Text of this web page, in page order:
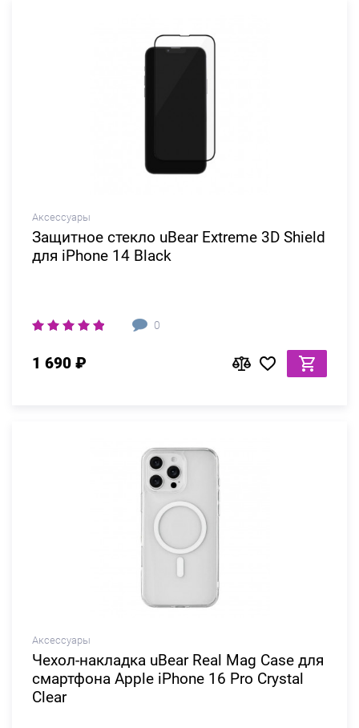
Аксессуары
Защитное стекло uBear Extreme 3D Shield
для iPhone 14 Black
0
1 690 ₽
Аксессуары
Чехол-накладка uBear Real Mag Case для
смартфона Apple iPhone 16 Pro Crystal
Clear